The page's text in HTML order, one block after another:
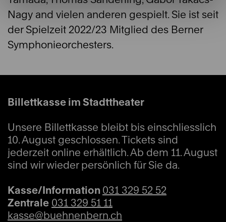
Nagy and vielen anderen gespielt. Sie ist seit
der Spielzeit 2022/23 Mitglied des Berner
Symphonieorchesters.
Billettkasse im Stadttheater
Unsere Billettkasse bleibt bis einschliesslich
10. August geschlossen. Tickets sind
jederzeit online erhältlich. Ab dem 11. August
sind wir wieder persönlich für Sie da.
Kasse/Information 031 329 52 52
Zentrale 031 329 51 11
kasse@buehnenbern.ch